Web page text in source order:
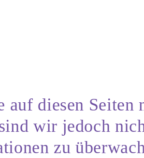
diesen Seiten
wir jedoch
zu